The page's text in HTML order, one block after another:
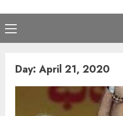
Day: April 21, 2020